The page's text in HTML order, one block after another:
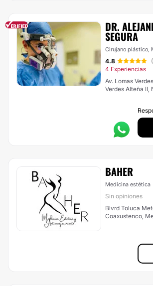
DR.
SEGURA
Cirujano plástico,
4.8
4 Experiencias
Av. Lomas
Verdes Alteña II,
BAHER
Medicina estética
Sin opiniones
Blvrd Toluca
Coaxustenco, Metepec, Méx.,